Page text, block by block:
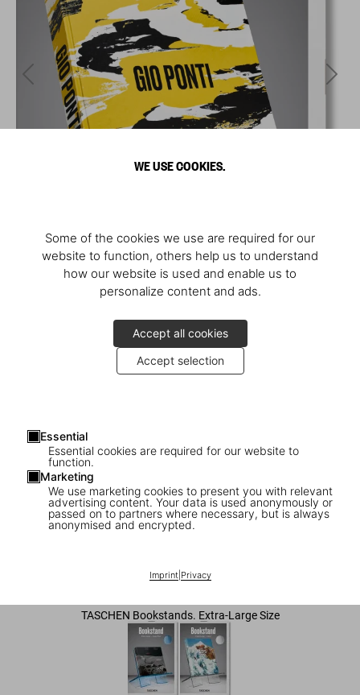
WE USE COOKIES.
Some of the cookies we use are required for our
website to function, others help us to understand
how our website is used and enable us to
personalize content and ads.
Accept all cookies
Accept selection
Essential
Essential cookies are required for our website to
function.
Marketing
We use marketing cookies to present you with relevant
advertising content. Your data is used anonymously or
passed on to partners where necessary, but is always
anonymised and encrypted.
Imprint| Privacy
1/3
US$ 125
TASCHEN Bookstands. Extra-Large Size